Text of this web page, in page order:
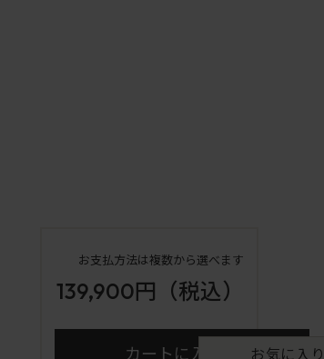
お支払方法は複数から選べます
139,900円 （税込）
カートに入れる お気に入